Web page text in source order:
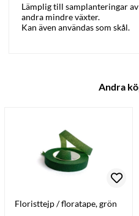
Lämplig till samplanteringar
andra mindre växter.
Kan även användas som skål.
Andra
Floristtejp / floratape, grön